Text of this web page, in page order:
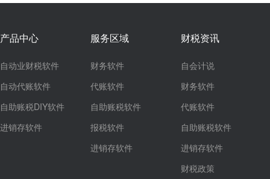
产品中心
自动业财税软件
自动代账软件
自助账税DIY软件
进销存软件
服务区域
财务软件
代账软件
自助账税软件
报税软件
进销存软件
财税资讯
自会计说
财务软件
代账软件
自助账税软件
进销存软件
财税政策